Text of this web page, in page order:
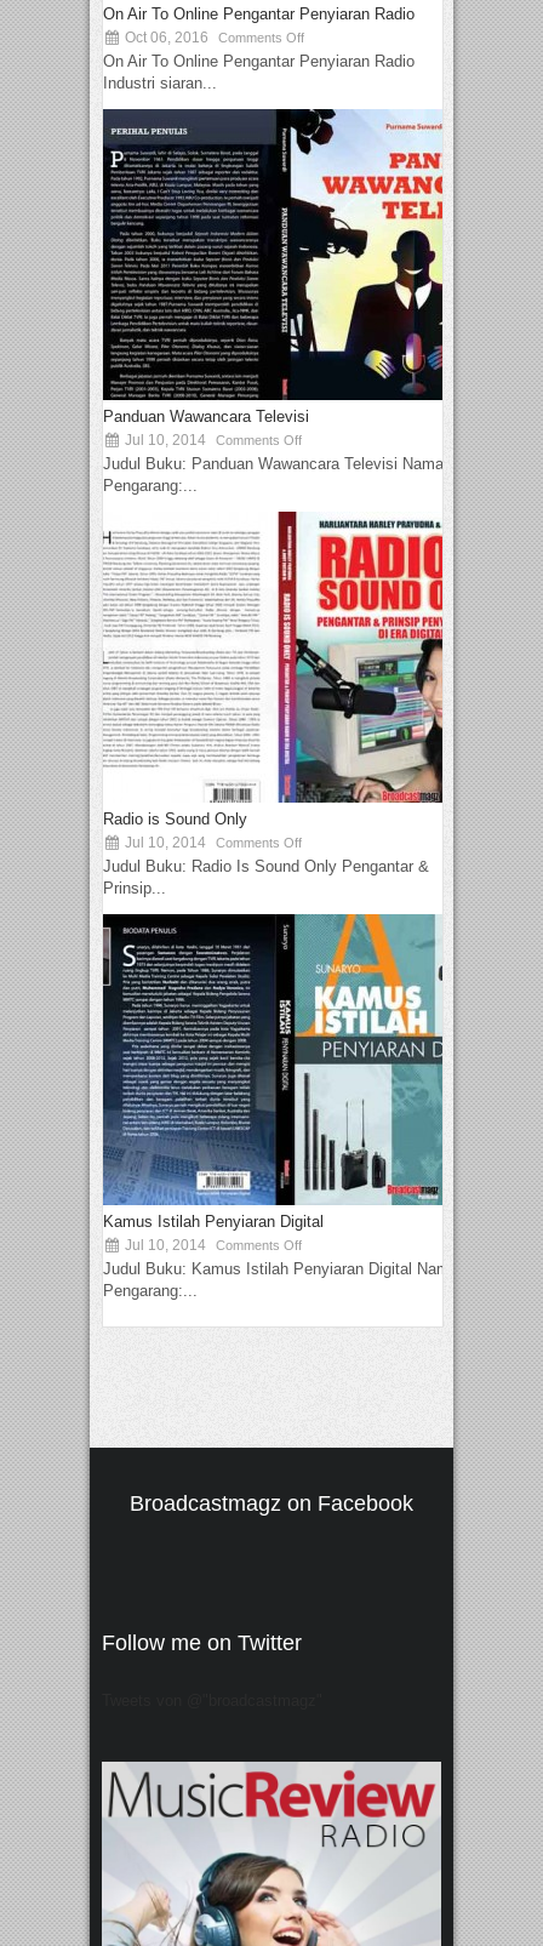
On Air To Online Pengantar Penyiaran Radio
Oct 06, 2016 Comments Off
On Air To Online Pengantar Penyiaran Radio
Industri siaran...
Panduan Wawancara Televisi
Jul 10, 2014 Comments Off
Judul Buku: Panduan Wawancara Televisi Nama
Pengarang:...
Radio is Sound Only
Jul 10, 2014 Comments Off
Judul Buku: Radio Is Sound Only Pengantar &
Prinsip...
Kamus Istilah Penyiaran Digital
Jul 10, 2014 Comments Off
Judul Buku: Kamus Istilah Penyiaran Digital Nama
Pengarang:...
Broadcastmagz on Facebook
Follow me on Twitter